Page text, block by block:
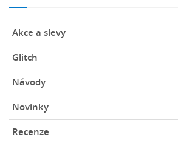
Akce a slevy
Glitch
Návody
Novinky
Recenze